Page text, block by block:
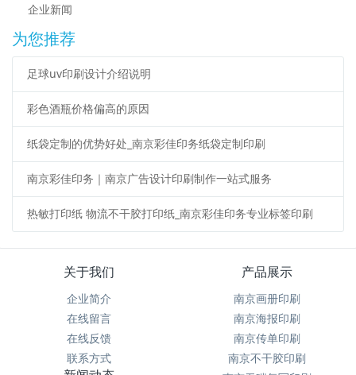
企业新闻
为您推荐
足球uv印刷设计介绍说明
彩色酒瓶价格偏高的原因
纸袋定制的优势好处_南京彩佳印务纸袋定制印刷
南京彩佳印务｜南京广告设计印刷制作一站式服务
热敏打印纸 物流不干胶打印纸_南京彩佳印务专业标签印刷
关于我们
企业简介
在线留言
在线反馈
联系方式
产品展示
南京画册印刷
南京海报印刷
南京传单印刷
南京不干胶印刷